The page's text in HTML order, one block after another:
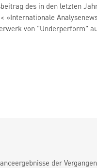
des in den letzten
»Internationale
von "Underperform"
der